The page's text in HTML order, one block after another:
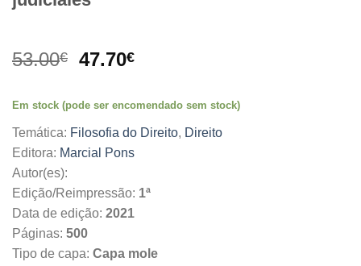
53.00€
O
original
53.00€.
47.70€O
atual
47.70€.
Em stock (pode ser encomendado sem stock)
Temática: Filosofia do Direito, Direito
Editora: Marcial Pons
Autor(es):
Edição/Reimpressão: 1ª
Data de edição: 2021
Páginas: 500
Tipo de capa: Capa mole